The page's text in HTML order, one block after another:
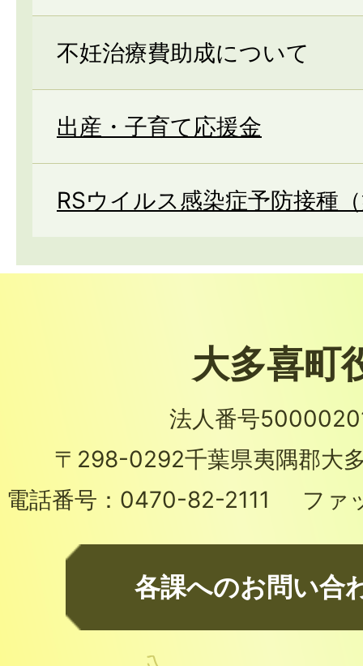
不妊治療費助成について
出産・子育て応援金
RSウイルス感染症予防接種
大多喜町
法人番号
〒298-0292千葉県夷隅郡大
電話番号： 0470-82-2111 ファ
各課へのお問い合